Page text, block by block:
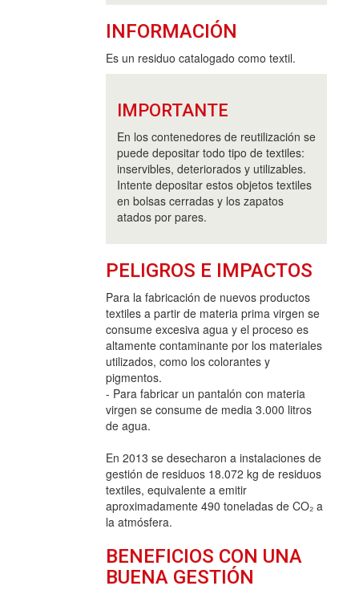
INFORMACIÓN
Es un residuo catalogado como textil.
IMPORTANTE
En los contenedores de reutilización se
puede depositar todo tipo de textiles:
inservibles, deteriorados y utilizables.
Intente depositar estos objetos textiles
en bolsas cerradas y los zapatos
atados por pares.
PELIGROS E IMPACTOS
Para la fabricación de nuevos productos
textiles a partir de materia prima virgen se
consume excesiva agua y el proceso es
altamente contaminante por los materiales
utilizados, como los colorantes y
pigmentos.
- Para fabricar un pantalón con materia
virgen se consume de media 3.000 litros
de agua.
En 2013 se desecharon a instalaciones de
gestión de residuos 18.072 kg de residuos
textiles, equivalente a emitir
aproximadamente 490 toneladas de CO₂ a
la atmósfera.
BENEFICIOS CON UNA
BUENA GESTIÓN